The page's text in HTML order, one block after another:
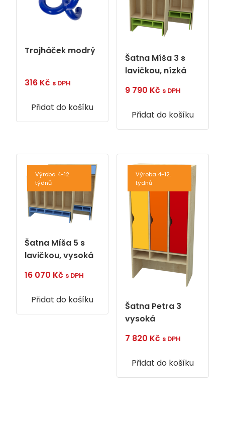
Trojháček modrý
316 Kč s DPH
Přidat do košíku
Šatna Míša 3 s
lavičkou, nízká
9 790 Kč s DPH
Přidat do košíku
Výroba 4-12.
týdnů
Šatna Míša 5 s
lavičkou, vysoká
16 070 Kč s DPH
Přidat do košíku
Výroba 4-12.
týdnů
Šatna Petra 3
vysoká
7 820 Kč s DPH
Přidat do košíku